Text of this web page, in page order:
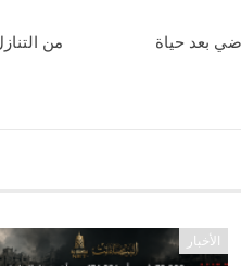
بعد حياة
من
الأخبار